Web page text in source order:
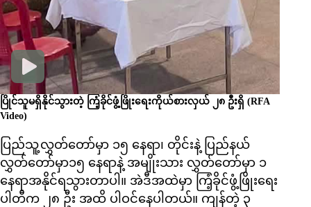
ပြိုင်သူမရှိနိုင်သွားတဲ့ ကြံ့ခိုင်ဖွံ့ဖြိုး‌ရေးကိုယ်စားလှယ် ၂၈ ဦးရှိ (RFA
Video)
ပြည်သူ့လွှတ်တော်မှာ ၁၅ နေရာ၊ တိုင်းနဲ့ ပြည်နယ်
လွှတ်တော်မှာ၁၅ နေရာနဲ့ အမျိုးသား လွှတ်တော်မှာ ၁
နေရာအနိုင်ရသွားတာပါ။ အဲဒီအထဲမှာ ကြံ့ခိုင်ဖွံ့ဖြိုးရေး
ပါတီက ၂၈ ဦး အထိ ပါဝင်နေပါတယ်။ ကျန်တဲ့ ၃